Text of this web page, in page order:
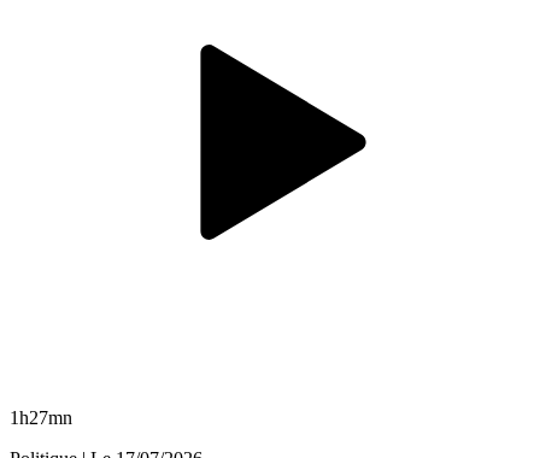
1h27mn